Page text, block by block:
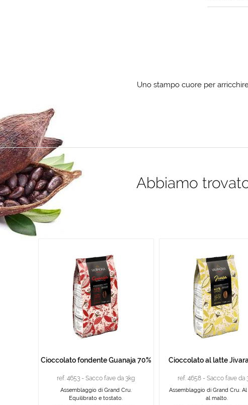
Uno stampo cuore per
Abbiamo
Cioccolato fondente Guanaja 70%
ref. 4653 - Sacco fave da 3kg
Assemblaggio di Grand Cru.
Equilibrato e tostato.
Cioccolato al latte
ref. 4658 - Sacco fave da
Assemblaggio di Grand Cru.
al malto.